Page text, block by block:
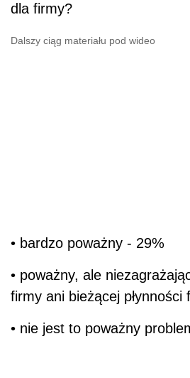
dla firmy?
Dalszy ciąg materiału pod wideo
• bardzo poważny - 29%
• poważny, ale
firmy ani bieżącej płynności
• nie jest to poważny